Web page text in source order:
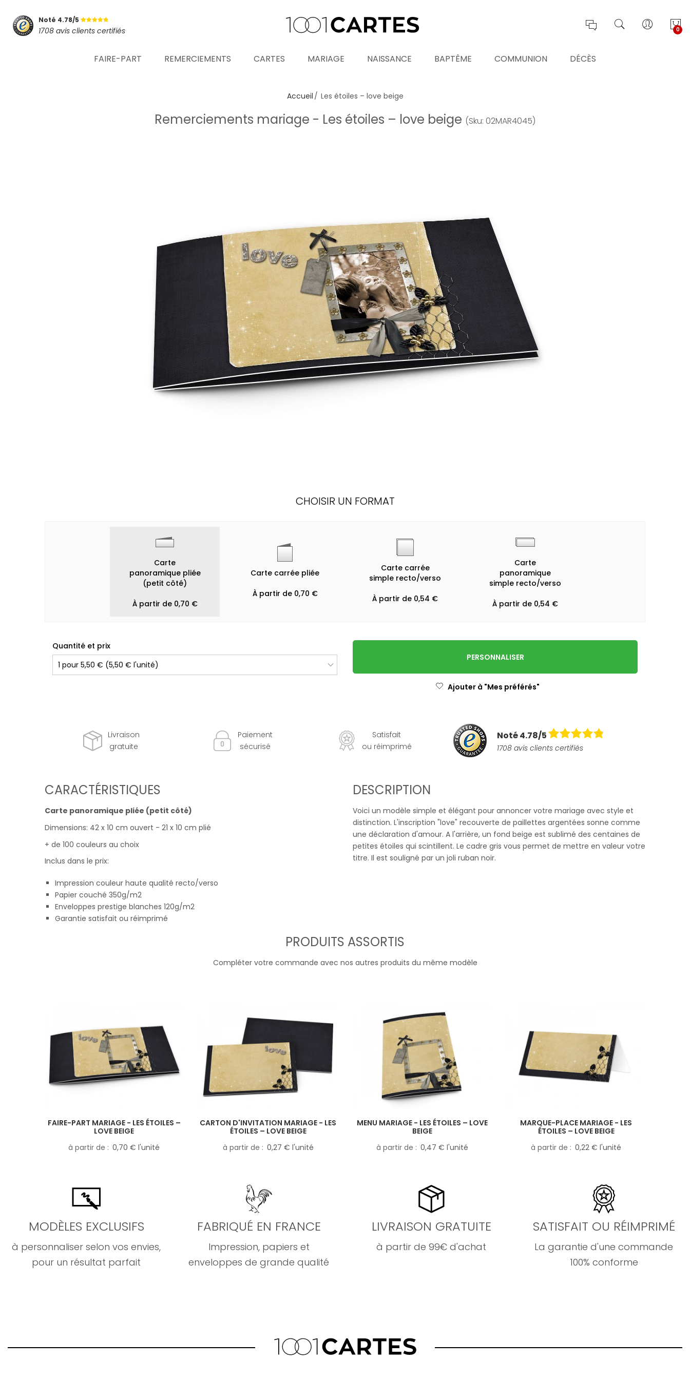
Noté 4.78/5
1708 avis clients certifiés 0
FAIRE-PART REMERCIEMENTS CARTES MARIAGE NAISSANCE BAPTÊME COMMUNION DÉCÈS
Mot de passe oublié ?
SE CONNECTER
Accueil Les étoiles – love beige
Remerciements mariage - Les étoiles – love beige (Sku: 02MAR4045)
CHOISIR UN FORMAT
Carte
panoramique pliée
(petit côté)
À partir de 0,70 €
Carte carrée pliée
À partir de 0,70 €
Carte carrée
simple recto/verso
À partir de 0,54 €
Carte
panoramique
simple recto/verso
À partir de 0,54 €
Quantité et prix
PERSONNALISER
Ajouter à "Mes préférés"
Livraison
gratuite
Paiement
sécurisé
Satisfait
ou réimprimé
Noté 4.78/5
1708 avis clients certifiés
CARACTÉRISTIQUES
Carte panoramique pliée (petit côté)
Dimensions: 42 x 10 cm ouvert - 21 x 10 cm plié
+ de 100 couleurs au choix
Inclus dans le prix:
Impression couleur haute qualité recto/verso
Papier couché 350g/m2
Enveloppes prestige blanches 120g/m2
Garantie satisfait ou réimprimé
DESCRIPTION
Voici un modèle simple et élégant pour annoncer votre mariage avec style et
distinction. L'inscription "love" recouverte de paillettes argentées sonne comme
une déclaration d'amour. A l'arrière, un fond beige est sublimé des centaines de
petites étoiles qui scintillent. Le cadre gris vous permet de mettre en valeur votre
titre. Il est souligné par un joli ruban noir.
PRODUITS ASSORTIS
Compléter votre commande avec nos autres produits du même modèle
FAIRE-PART MARIAGE - LES ÉTOILES –
LOVE BEIGE
à partir de
0,70 € l'unité
CARTON D'INVITATION MARIAGE - LES
ÉTOILES – LOVE BEIGE
à partir de
0,27 € l'unité
MENU MARIAGE - LES ÉTOILES – LOVE
BEIGE
à partir de
0,47 € l'unité
MARQUE-PLACE MARIAGE - LES
ÉTOILES – LOVE BEIGE
à partir de
0,22 € l'unité
MODÈLES EXCLUSIFS
à personnaliser selon vos envies,
pour un résultat parfait
FABRIQUÉ EN FRANCE
Impression, papiers et
enveloppes de grande qualité
LIVRAISON GRATUITE
à partir de 99€ d'achat
SATISFAIT OU RÉIMPRIMÉ
La garantie d'une commande
100% conforme